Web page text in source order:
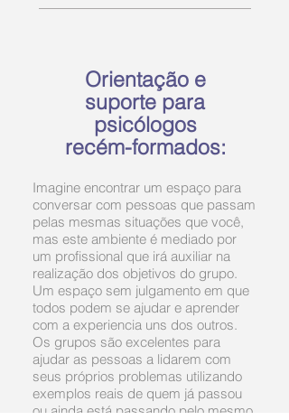
Orientação e
suporte para
psicólogos
recém-formados:
Imagine encontrar um espaço para
conversar com pessoas que passam
pelas mesmas situações que você,
mas este ambiente é mediado por
um profissional que irá auxiliar na
realização dos objetivos do grupo.
Um espaço sem julgamento em que
todos podem se ajudar e aprender
com a experiencia uns dos outros.
Os grupos são excelentes para
ajudar as pessoas a lidarem com
seus próprios problemas utilizando
exemplos reais de quem já passou
ou ainda está passando pelo mesmo